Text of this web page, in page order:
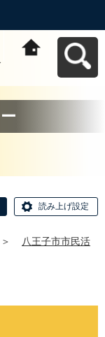
読み上げ設定
＞
八王子市市民活